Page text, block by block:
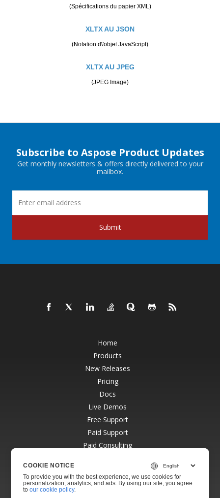
(Spécifications du papier XML)
XLTX AU JSON
(Notation d\'objet JavaScript)
XLTX AU JPEG
(JPEG Image)
Subscribe to Aspose Product Updates
Get monthly newsletters & offers directly delivered to your
mailbox.
Submit
Home
Products
New Releases
Pricing
Docs
Live Demos
Free Support
Paid Support
Paid Consulting
About
COOKIE NOTICE
To provide you with the best experience, we use cookies for
personalization, analytics, and ads. By using our site, you agree
toour cookie policy.